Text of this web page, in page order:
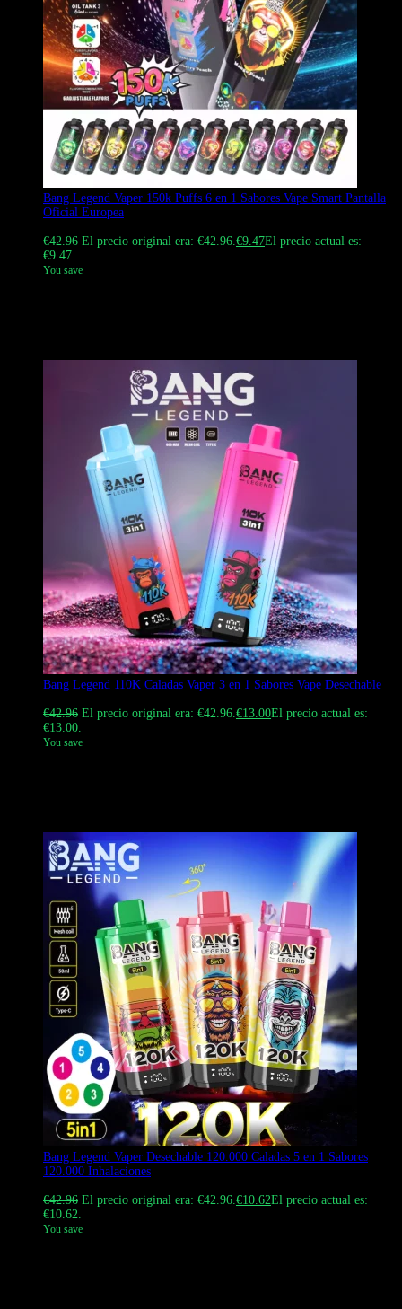
Bang Legend Vaper 150k Puffs 6 en 1 Sabores Vape Smart Pantalla
Oficial Europea
€42.96 El precio original era: €42.96.€9.47El precio actual es:
€9.47.
You save
Bang Legend 110K Caladas Vaper 3 en 1 Sabores Vape Desechable
€42.96 El precio original era: €42.96.€13.00El precio actual es:
€13.00.
You save
Bang Legend Vaper Desechable 120.000 Caladas 5 en 1 Sabores
120.000 Inhalaciones
€42.96 El precio original era: €42.96.€10.62El precio actual es:
€10.62.
You save